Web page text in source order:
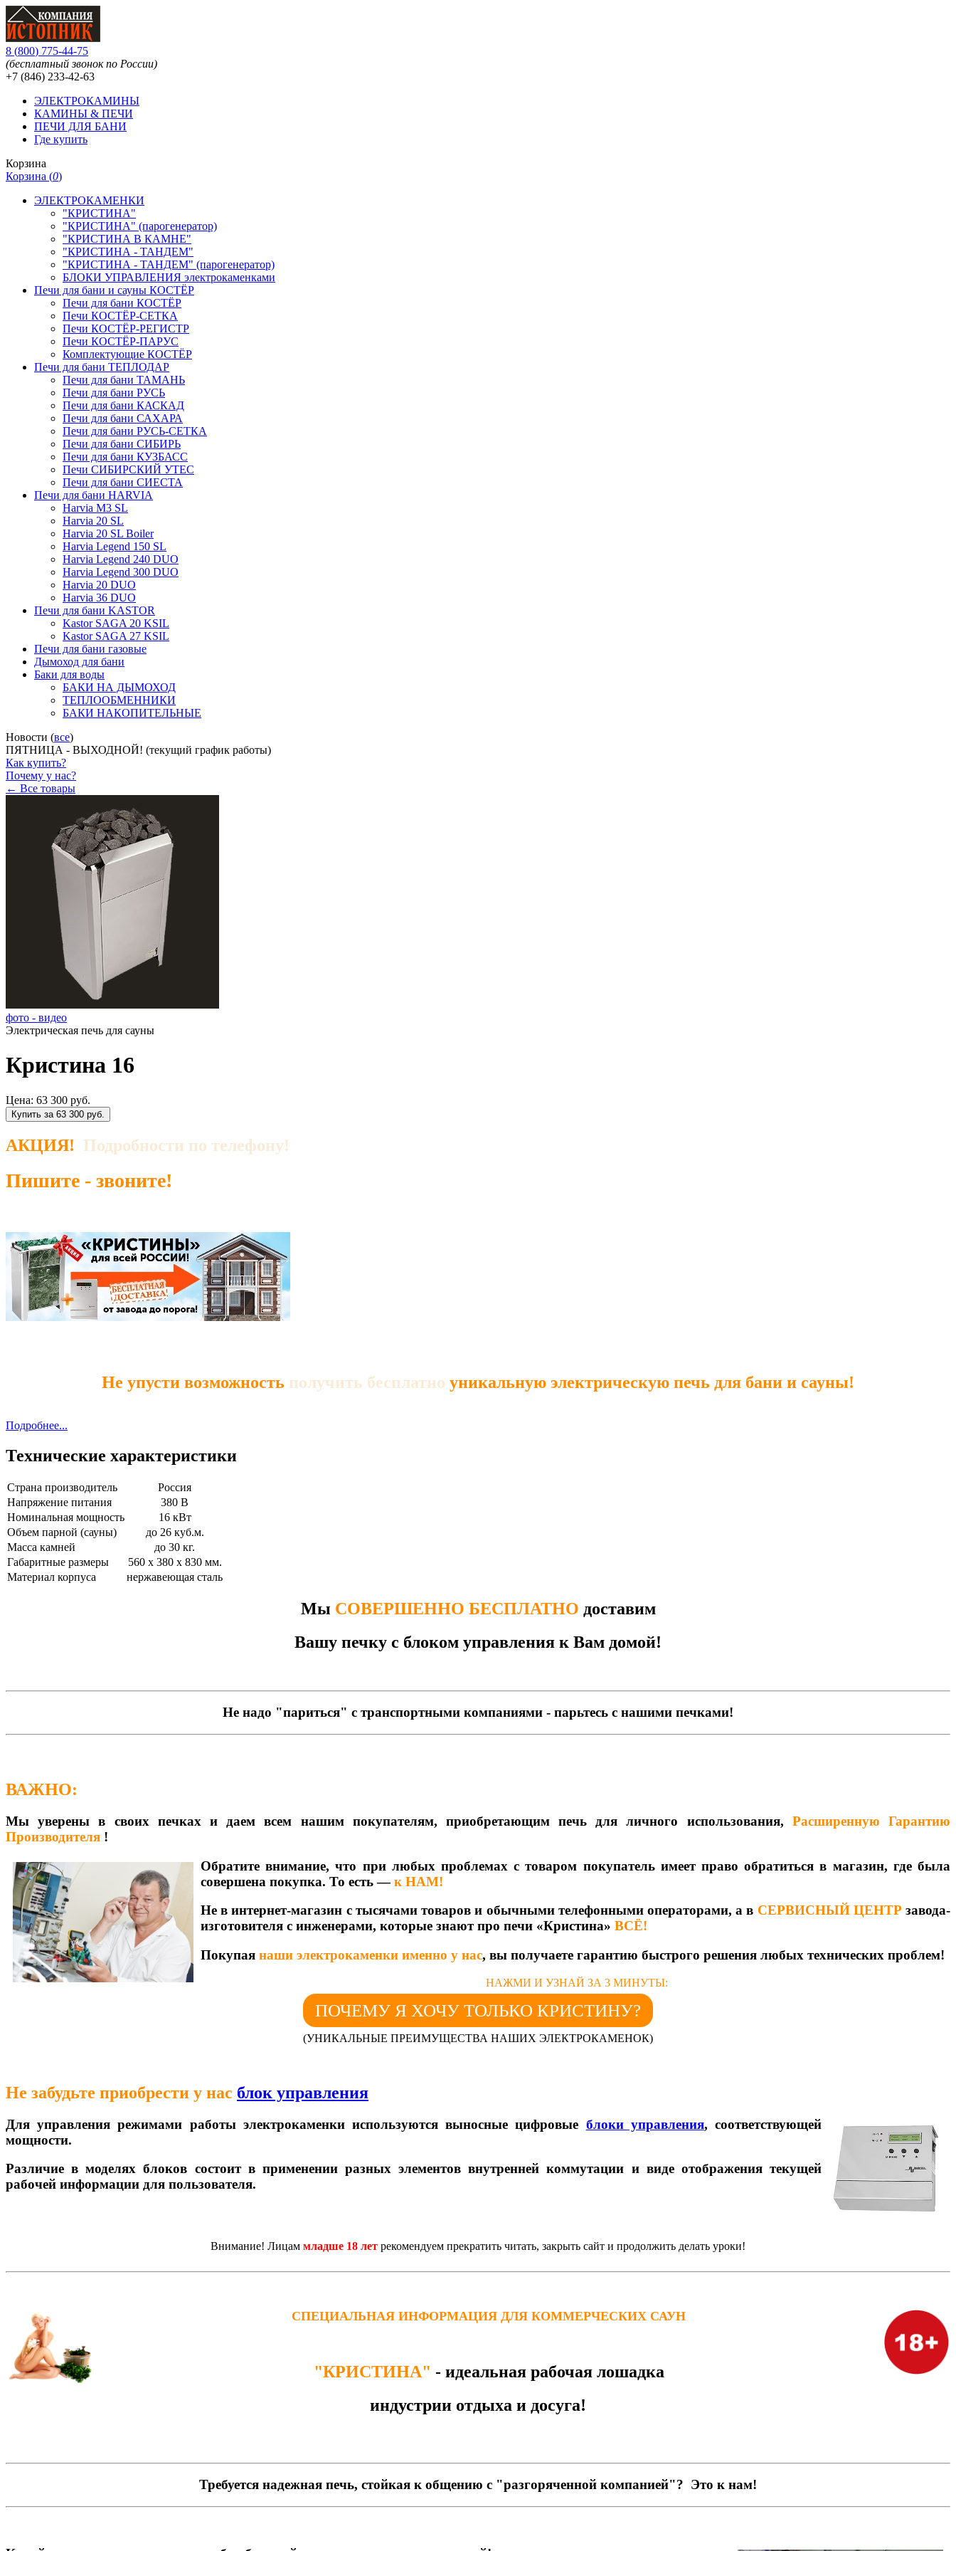
8 (800) 775-44-75
(бесплатный звонок по России)
+7 (846) 233-42-63
ЭЛЕКТРОКАМИНЫ
КАМИНЫ & ПЕЧИ
ПЕЧИ ДЛЯ БАНИ
Где купить
Корзина
Корзина (0)
ЭЛЕКТРОКАМЕНКИ
"КРИСТИНА"
"КРИСТИНА" (парогенератор)
"КРИСТИНА В КАМНЕ"
"КРИСТИНА - ТАНДЕМ"
"КРИСТИНА - ТАНДЕМ" (парогенератор)
БЛОКИ УПРАВЛЕНИЯ электрокаменками
Печи для бани и сауны КОСТЁР
Печи для бани КОСТЁР
Печи КОСТЁР-СЕТКА
Печи КОСТЁР-РЕГИСТР
Печи КОСТЁР-ПАРУС
Комплектующие КОСТЁР
Печи для бани ТЕПЛОДАР
Печи для бани ТАМАНЬ
Печи для бани РУСЬ
Печи для бани КАСКАД
Печи для бани САХАРА
Печи для бани РУСЬ-СЕТКА
Печи для бани СИБИРЬ
Печи для бани КУЗБАСС
Печи СИБИРСКИЙ УТЕС
Печи для бани СИЕСТА
Печи для бани HARVIA
Harvia M3 SL
Harvia 20 SL
Harvia 20 SL Boiler
Harvia Legend 150 SL
Harvia Legend 240 DUO
Harvia Legend 300 DUO
Harvia 20 DUO
Harvia 36 DUO
Печи для бани KASTOR
Kastor SAGA 20 KSIL
Kastor SAGA 27 KSIL
Печи для бани газовые
Дымоход для бани
Баки для воды
БАКИ НА ДЫМОХОД
ТЕПЛООБМЕННИКИ
БАКИ НАКОПИТЕЛЬНЫЕ
Новости (все)
ПЯТНИЦА - ВЫХОДНОЙ! (текущий график работы)
Как купить?
Почему у нас?
← Все товары
фото - видео
Электрическая печь для сауны
Кристина 16
Цена: 63 300 руб.
Купить за 63 300 руб.
АКЦИЯ! Подробности по телефону!
Пишите - звоните!
Не упусти возможность получить бесплатно уникальную электрическую печь для бани и сауны!
Подробнее...
Технические характеристики
Страна производитель
Россия
Напряжение питания
380 В
Номинальная мощность
16 кВт
Объем парной (сауны)
до 26 куб.м.
Масса камней
до 30 кг.
Габаритные размеры
560 х 380 х 830 мм.
Материал корпуса
нержавеющая сталь
Мы СОВЕРШЕННО БЕСПЛАТНО доставим
Вашу печку с блоком управления к Вам домой!
Не надо "париться" с транспортными компаниями - парьтесь с нашими печками!
ВАЖНО:
Мы уверены в своих печках и даем всем нашим покупателям, приобретающим печь для личного использования, Расширенную Гарантию
Производителя !
Обратите внимание, что при любых проблемах с товаром покупатель имеет право обратиться в магазин, где была
совершена покупка. То есть —к НАМ!
Не в интернет-магазин с тысячами товаров и обычными телефонными операторами, а в СЕРВИСНЫЙ ЦЕНТР завода-
изготовителя с инженерами, которые знают про печи «Кристина» ВСЁ!
Покупая наши электрокаменки именно у нас, вы получаете гарантию быстрого решения любых технических проблем!
НАЖМИ И УЗНАЙ ЗА 3 МИНУТЫ:
ПОЧЕМУ Я ХОЧУ ТОЛЬКО КРИСТИНУ?
(УНИКАЛЬНЫЕ ПРЕИМУЩЕСТВА НАШИХ ЭЛЕКТРОКАМЕНОК)
Не забудьте приобрести у нас блок управления
Для управления режимами работы электрокаменки используются выносные цифровые блоки управления, соответствующей
мощности.
Различие в моделях блоков состоит в применении разных элементов внутренней коммутации и виде отображения текущей
рабочей информации для пользователя.
Внимание! Лицам младше 18 лет рекомендуем прекратить читать, закрыть сайт и продолжить делать уроки!
СПЕЦИАЛЬНАЯ ИНФОРМАЦИЯ ДЛЯ КОММЕРЧЕСКИХ САУН
"КРИСТИНА" - идеальная рабочая лошадка
индустрии отдыха и досуга!
Требуется надежная печь, стойкая к общению с "разгоряченной компанией"? Это к нам!